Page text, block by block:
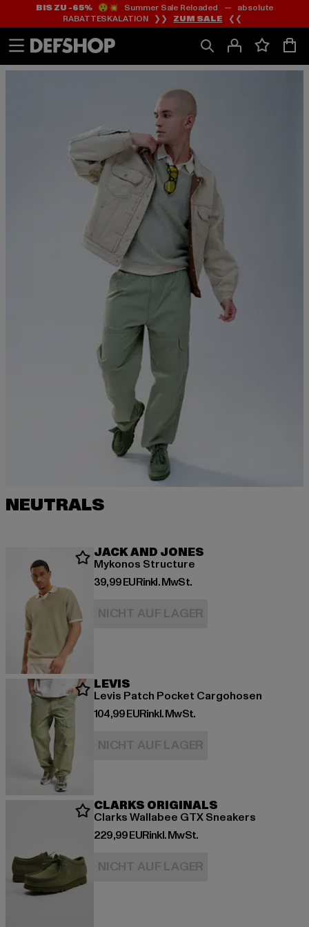
Zum
Inhalt
springen
Zum
Fußzeile
springen
BIS ZU -65%😲💥 Summer Sale Reloaded — absolute
RABATTESKALATION ❯❯ ZUM SALE ❮❮
NEUTRALS
JACK AND JONES
Mykonos Structure
39,99 EUR
Derzeitiger Preis: 39,99 EUR
inkl. MwSt.
NICHT AUF LAGER
LEVIS
Levis Patch Pocket Cargohosen
104,99 EUR
Derzeitiger Preis: 104,99 EUR
inkl. MwSt.
NICHT AUF LAGER
CLARKS ORIGINALS
Clarks Wallabee GTX Sneakers
229,99 EUR
Derzeitiger Preis: 229,99 EUR
inkl. MwSt.
NICHT AUF LAGER